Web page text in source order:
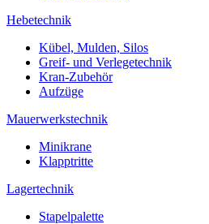
Hebetechnik
Kübel, Mulden, Silos
Greif- und Verlegetechnik
Kran-Zubehör
Aufzüge
Mauerwerkstechnik
Minikrane
Klapptritte
Lagertechnik
Stapelpalette